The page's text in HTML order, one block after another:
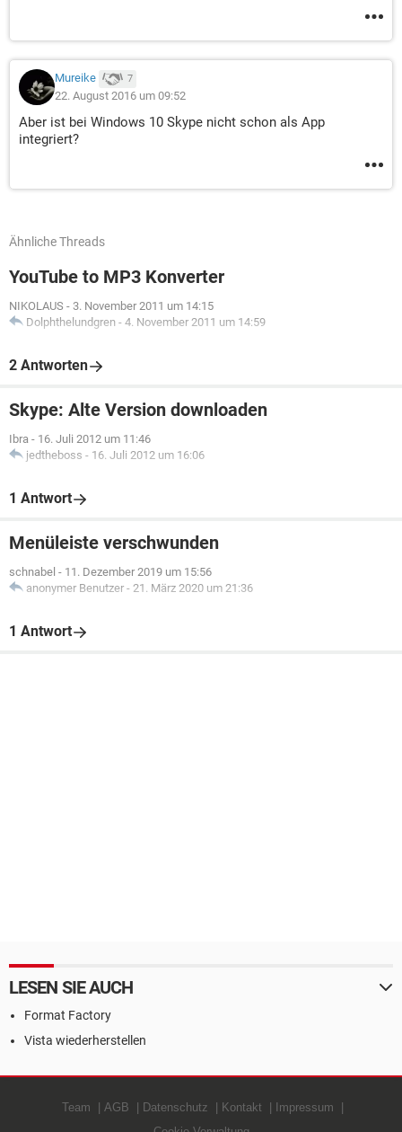
Mureike 7
22. August 2016 um 09:52
Aber ist bei Windows 10 Skype nicht schon als App
integriert?
Ähnliche Threads
YouTube to MP3 Konverter
NIKOLAUS - 3. November 2011 um 14:15
Dolphthelundgren - 4. November 2011 um 14:59
2 Antworten
Skype: Alte Version downloaden
Ibra - 16. Juli 2012 um 11:46
jedtheboss - 16. Juli 2012 um 16:06
1 Antwort
Menüleiste verschwunden
schnabel - 11. Dezember 2019 um 15:56
anonymer Benutzer - 21. März 2020 um 21:36
1 Antwort
LESEN SIE AUCH
Format Factory
Vista wiederherstellen
Team AGB Datenschutz Kontakt
Impressum